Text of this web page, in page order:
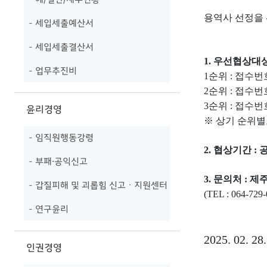
- 세입세출예산서
- 세입세출결산서
- 업무추진비
윤리경영
- 임직원행동강령
- 부패·공익신고
- 갑질피해 및 괴롭힘 신고ㆍ지원센터
- 연구윤리
인권경영
용역사 선정을
1. 우선협상대
1 순위 : 접수
2순위 : 접수
3순위 : 접수
※ 상기 순위
2. 협상기간 :
3. 문의처 : 제
(TEL : 064-
2025. 02. 28.